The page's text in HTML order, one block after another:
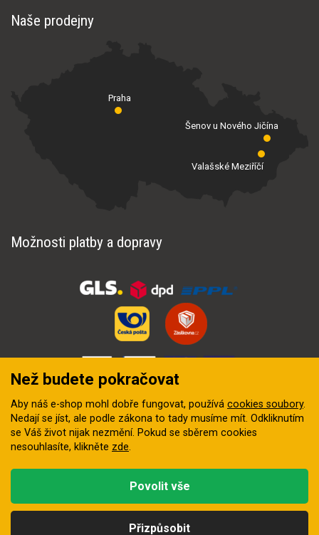
Naše prodejny
Praha
Valašské Meziříčí
Šenov u Nového Jičína
Možnosti platby a dopravy
digitální agentura FEO
Než budete pokračovat
Aby náš e-shop mohl dobře fungovat, používá cookies soubory.
Nedají se jíst, ale podle zákona to tady musíme mít. Odkliknutím
se Váš život nijak nezmění. Pokud se sběrem cookies
nesouhlasíte, klikněte zde.
Přizpůsobit
Povolit vše